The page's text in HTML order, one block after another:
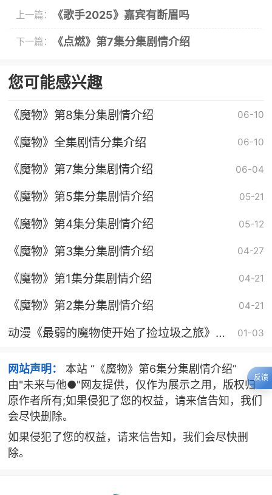
上一篇： 《歌手2025》嘉宾有断眉吗
下一篇： 《点燃》第7集分集剧情介绍
您可能感兴趣
《魔物》第8集分集剧情介绍 06-10
《魔物》全集剧情分集介绍 06-10
《魔物》第7集分集剧情介绍 06-04
《魔物》第5集分集剧情介绍 05-21
《魔物》第4集分集剧情介绍 05-12
《魔物》第3集分集剧情介绍 04-27
《魔物》第1集分集剧情介绍 04-21
《魔物》第2集分集剧情介绍 04-21
动漫《最弱的魔物使开始了捡垃圾之旅》剧
01-03
网站声明：
本站 “《魔物》第6集分集剧情介绍”
由"未来与他●"网友提供，仅作为展示之用，版权归
原作者所有;如果侵犯了您的权益，请来信告知，我们
会尽快删除。
如果侵犯了您的权益，请来信告知，我们会尽快删
除。
反馈